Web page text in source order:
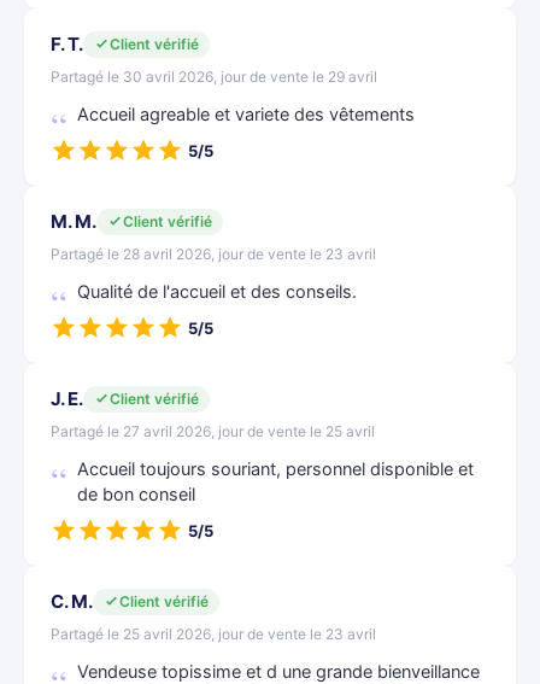
F. T.
Client vérifié
Partagé le 30 avril 2026, jour de vente le 29 avril
Accueil agreable et variete des vêtements
5/5
M. M.
Client vérifié
Partagé le 28 avril 2026, jour de vente le 23 avril
Qualité de l'accueil et des conseils.
5/5
J. E.
Client vérifié
Partagé le 27 avril 2026, jour de vente le 25 avril
Accueil toujours souriant, personnel disponible et
de bon conseil
5/5
C. M.
Client vérifié
Partagé le 25 avril 2026, jour de vente le 23 avril
Vendeuse topissime et d une grande bienveillance